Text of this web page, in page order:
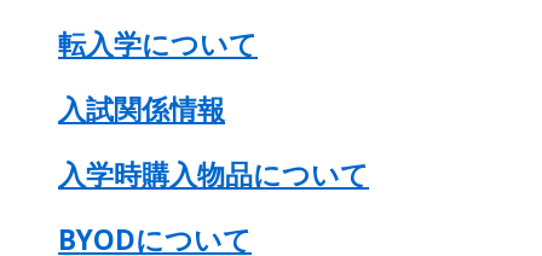
転入学について
入試関係情報
入学時購入物品について
BYODについて